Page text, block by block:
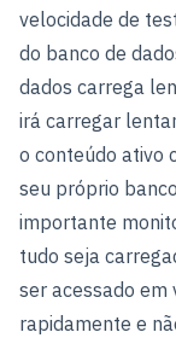
velocidade de
do banco de
dados carrega
irá carregar
o conteúdo ativo
seu próprio
importante
tudo seja
ser acessado em
rapidamente e